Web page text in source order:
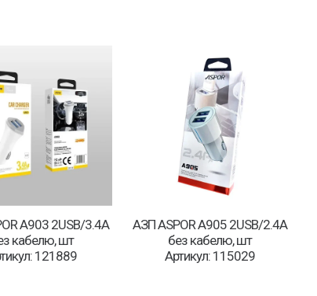
A903 2USB/3.4A
кабелю, шт
121889
АЗП ASPOR A905 2USB/2.4A
без кабелю, шт
Артикул: 115029